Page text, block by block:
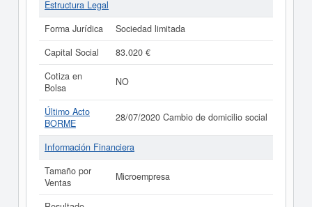
Estructura Legal
Forma Jurídica
Sociedad limitada
Capital Social
83.020 €
Cotiza en
Bolsa
NO
Último Acto
BORME
28/07/2020 Cambio de domicilio social
Información Financiera
Tamaño por
Ventas
Microempresa